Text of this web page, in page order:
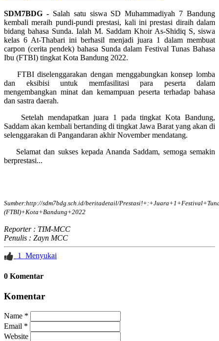
SDM7BDG - Salah satu siswa SD Muhammadiyah 7 Bandung
kembali meraih pundi-pundi prestasi, kali ini prestasi diraih dalam
bidang bahasa Sunda. Ialah M. Saddam Khoir As-Shidiq S, siswa
kelas 6 At-Thabari ini berhasil menjadi juara 1 dalam membuat
carpon (cerita pendek) bahasa Sunda dalam Festival Tunas Bahasa
Ibu (FTBI) tingkat Kota Bandung 2022.
FTBI diselenggarakan dengan menggabungkan konsep lomba
dan eksibisi untuk memfasilitasi para peserta dalam
mengembangkan minat dan kemampuan peserta terhadap bahasa
dan sastra daerah.
Setelah mendapatkan juara 1 pada tingkat Kota Bandung,
Saddam akan kembali bertanding di tingkat Jawa Barat yang akan di
selenggarakan di Pangandaran akhir November mendatang.
Selamat dan sukses kepada Ananda Saddam, semoga semakin
berprestasi...
Sumber:http://sdm7bdg.sch.id/beritadetail/
(FTBI)+Kota+Bandung+2022
Reporter : TIM-MCC
Penulis : Zayn MCC
1 Menyukai
0 Komentar
Komentar
Name *
Email *
Website